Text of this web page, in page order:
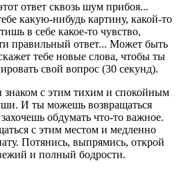
ответ сквозь шум прибоя...
какую-нибудь картину, какой-то
в себе какое-то чувство,
правильный ответ... Может быть
тебе новые слова, чтобы ты
свой вопрос (30 секунд).
знаком с этим тихим и спокойным
И ты можешь возвращаться
обдумать что-то важное.
с этим местом и медленно
Потянись, выпрямись, открой
и полный бодрости.